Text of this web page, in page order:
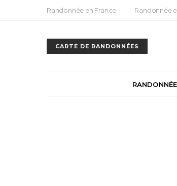
Randonnée en France Randonnée
CARTE DE RANDONNÉES
RANDONNÉE